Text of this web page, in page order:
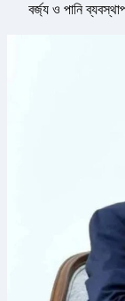
বর্জ্য ও পানি